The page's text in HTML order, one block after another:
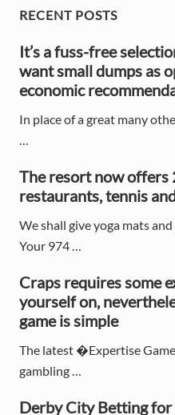
o
t
:
o
t
:
P
r
i
m
a
r
y
S
i
d
e
b
a
r
RECENT POSTS
It’s a fuss-free
want small dumps as
economic
In place of a great many
The resort now offers
restaurants, tennis
We shall give yoga mats
Your 974 …
Craps requires some
yourself on,
game is simple
The latest �Expertise
gambling …
Derby City Betting for